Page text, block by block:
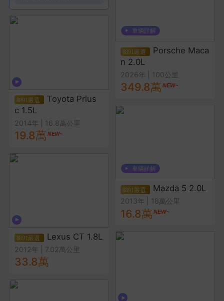
Toyota Prius
c 1.5L
2014年 16.8萬公里
19.8萬
Lexus CT 1.8L
2012年 7.02萬公里
33.8萬
Porsche Maca
n 2.0L
2026年 100公里
349.8萬
Mazda 5 2.0L
2013年 18萬公里
16.8萬